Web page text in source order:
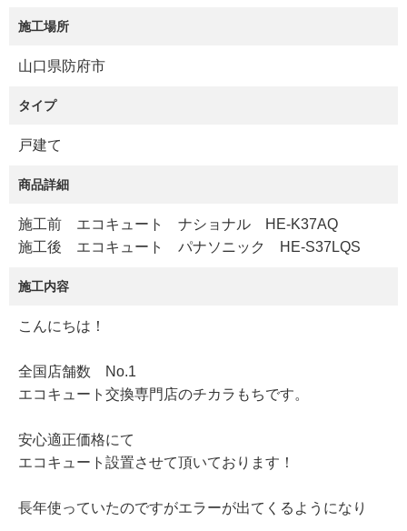
施工場所
山口県防府市
タイプ
戸建て
商品詳細
施工前 エコキュート ナショナル HE-K37AQ
施工後 エコキュート パナソニック HE-S37LQS
施工内容
こんにちは！
全国店舗数 No.1
エコキュート交換専門店のチカラもちです。
安心適正価格にて
エコキュート設置させて頂いております！
長年使っていたのですがエラーが出てくるようになり